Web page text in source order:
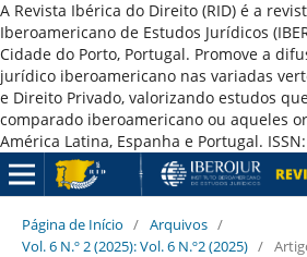
A Revista Ibérica do Direito (RID) é a
Iberoamericano de Estudos Jurídicos
Cidade do Porto, Portugal. Promove a
jurídico iberoamericano nas variadas
e Direito Privado, valorizando estudos
comparado iberoamericano ou aqueles
América Latina, Espanha e Portugal.
Página de Início / Arquivos /
Vol. 6 N.º 2 (2025): Vol. 6 N.º2 (2025) /